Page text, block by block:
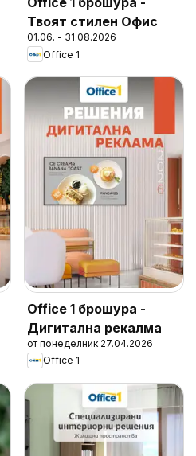
Твоят стилен Офис
01.06. - 31.08.2026
Office 1
Office 1 брошура -
Дигитална рекалма
от понеделник 27.04.2026
Office 1